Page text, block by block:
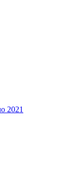
2021